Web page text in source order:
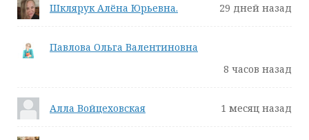
Шклярук Алёна Юрьевна. 29 дней назад
Павлова Ольга Валентиновна
8 часов назад
Алла Войцеховская 1 месяц назад